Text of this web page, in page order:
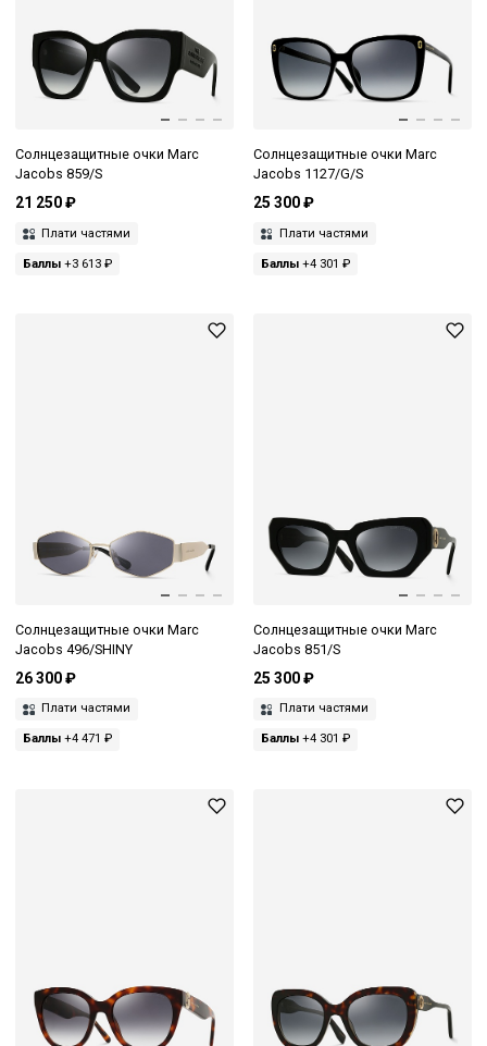
Солнцезащитные очки Marc
Jacobs 859/S
21 250 ₽
Плати частями
Баллы +3 613 ₽
Солнцезащитные очки Marc
Jacobs 1127/G/S
25 300 ₽
Плати частями
Баллы+4 301 ₽
Солнцезащитные очки Marc
Jacobs 496/SHINY
26 300 ₽
Плати частями
Баллы +4 471 ₽
Солнцезащитные очки Marc
Jacobs 851/S
25 300 ₽
Плати частями
Баллы+4 301 ₽